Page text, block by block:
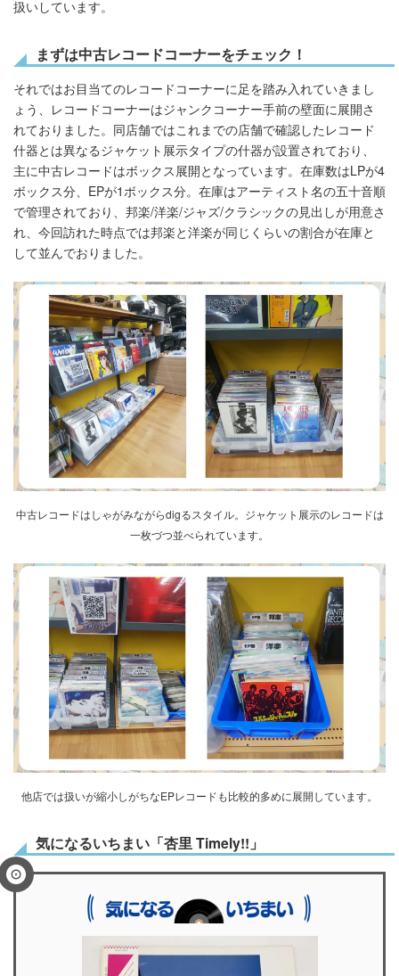
扱いしています。
まずは中古レコードコーナーをチェック！
それではお目当てのレコードコーナーに足を踏み入れていきまし
ょう、レコードコーナーはジャンクコーナー手前の壁面に展開さ
れておりました。同店舗ではこれまでの店舗で確認したレコード
什器とは異なるジャケット展示タイプの什器が設置されており、
主に中古レコードはボックス展開となっています。在庫数はLPが4
ボックス分、EPが1ボックス分。在庫はアーティスト名の五十音順
で管理されており、邦楽/洋楽/ジャズ/クラシックの見出しが用意さ
れ、今回訪れた時点では邦楽と洋楽が同じくらいの割合が在庫と
して並んでおりました。
中古レコードはしゃがみながらdigるスタイル。ジャケット展示のレコードは
一枚づつ並べられています。
他店では扱いが縮小しがちなEPレコードも比較的多めに展開しています。
気になるいちまい「杏里 Timely!!」